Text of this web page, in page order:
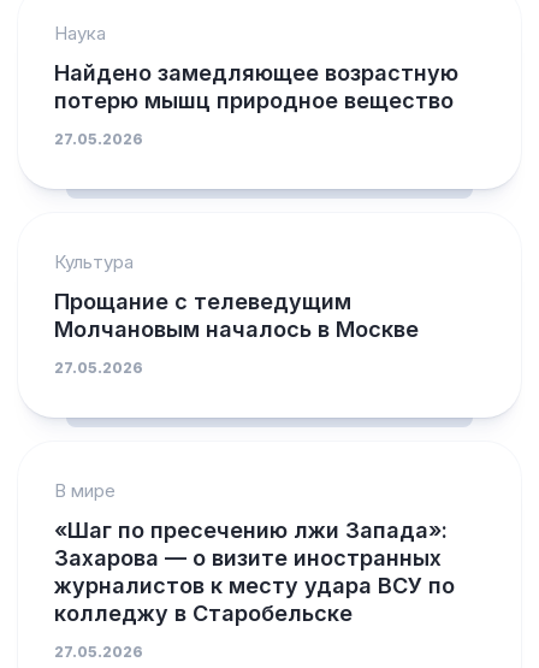
Наука
Найдено замедляющее возрастную
потерю мышц природное вещество
27.05.2026
Культура
Прощание с телеведущим
Молчановым началось в Москве
27.05.2026
В мире
«Шаг по пресечению лжи Запада»:
Захарова — о визите иностранных
журналистов к месту удара ВСУ по
колледжу в Старобельске
27.05.2026